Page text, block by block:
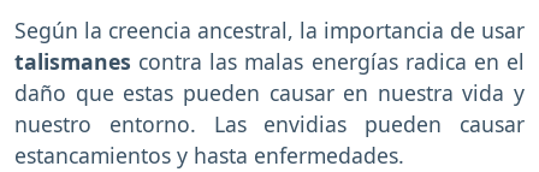
Según la creencia ancestral, la importancia de usar
talismanes contra las malas energías radica en el
daño que estas pueden causar en nuestra vida y
nuestro entorno. Las envidias pueden causar
estancamientos y hasta enfermedades.